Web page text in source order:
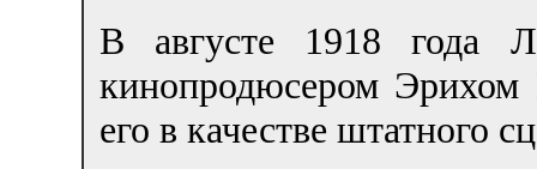
В августе 1918 года
кинопродюсером
его в качестве штатного